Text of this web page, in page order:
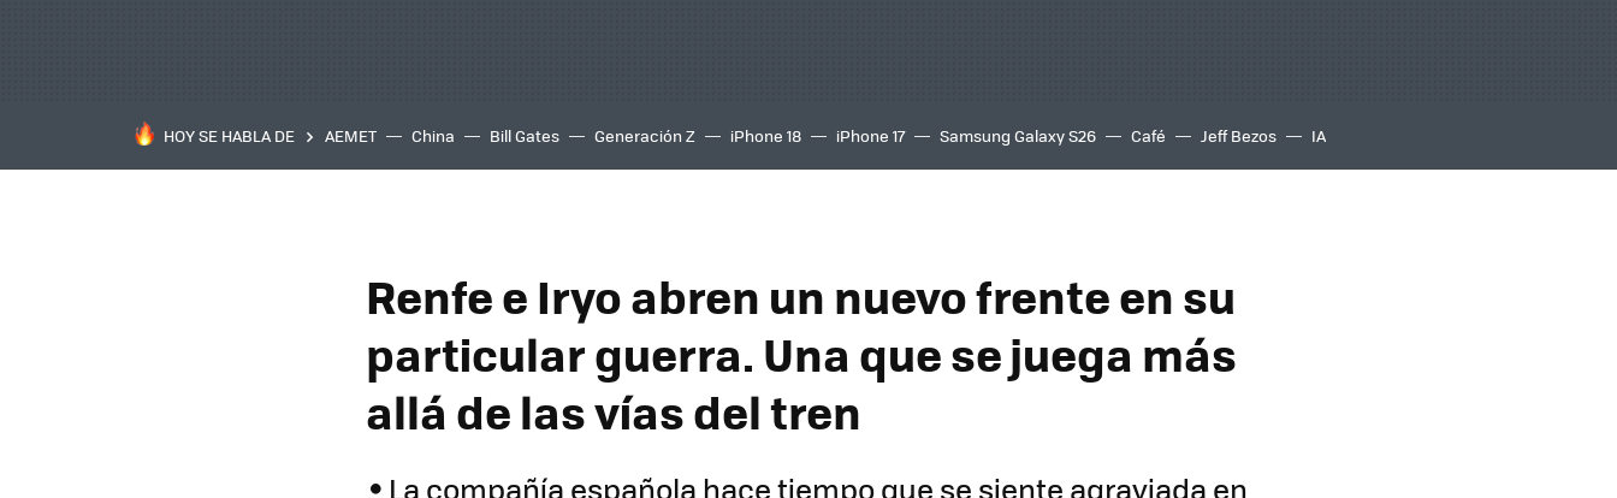
HOY SE HABLA DE AEMET China Bill Gates Generación Z iPhone 18 iPhone 17 Samsung Galaxy S26 Café Jeff Bezos IA
Renfe e Iryo abren un nuevo frente en su
particular guerra. Una que se juega más
allá de las vías del tren
La compañía española hace tiempo que se siente agraviada en